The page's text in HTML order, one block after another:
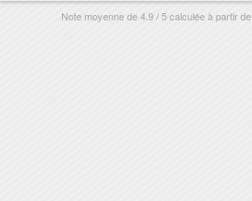
Note moyenne de4.9/5calculée à partir de